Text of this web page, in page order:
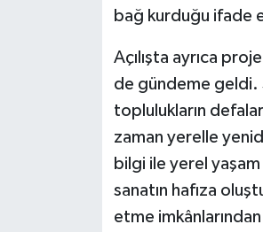
bağ kurduğu ifade
Açılışta ayrıca
de gündeme geldi.
toplulukların
zaman yerelle
bilgi ile yerel yaşam
sanatın hafıza
etme